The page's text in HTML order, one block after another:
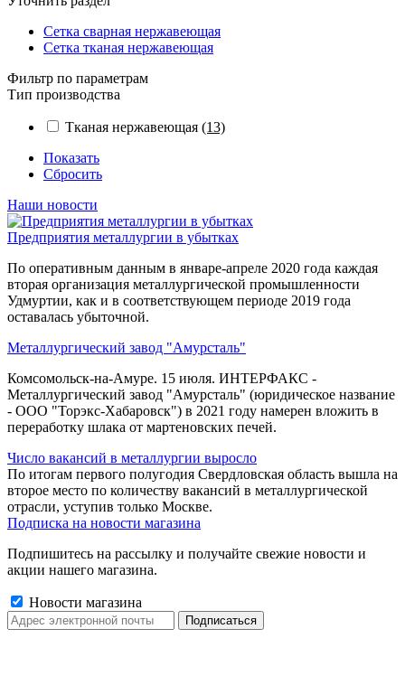
Сетка сварная нержавеющая
Сетка тканая нержавеющая
Фильтр по параметрам
Тип производства
Тканая нержавеющая (13)
Показать
Сбросить
Наши новости
Предприятия металлургии в убытках
По оперативным данным в январе-апреле 2020 года каждая
вторая организация металлургической промышленности
Удмуртии, как и в соответствующем периоде 2019 года
оставалась убыточной.
Металлургический завод "Амурсталь"
Комсомольск-на-Амуре. 15 июля. ИНТЕРФАКС -
Металлургический завод "Амурсталь" (юридическое название
- ООО "Торэкс-Хабаровск") в 2021 году намерен вложить в
переработку шлака от мартеновских печей.
Число вакансий в металлургии выросло
По итогам первого полугодия Свердловская область вышла на
второе место по количеству вакансий в металлургической
отрасли, уступив только Москве.
Подписка на новости магазина
Подпишитесь на рассылку и получайте свежие новости и
акции нашего магазина.
Новости магазина